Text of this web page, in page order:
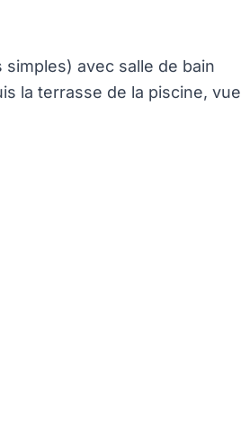
avec salle de bain
la terrasse de la piscine, vue